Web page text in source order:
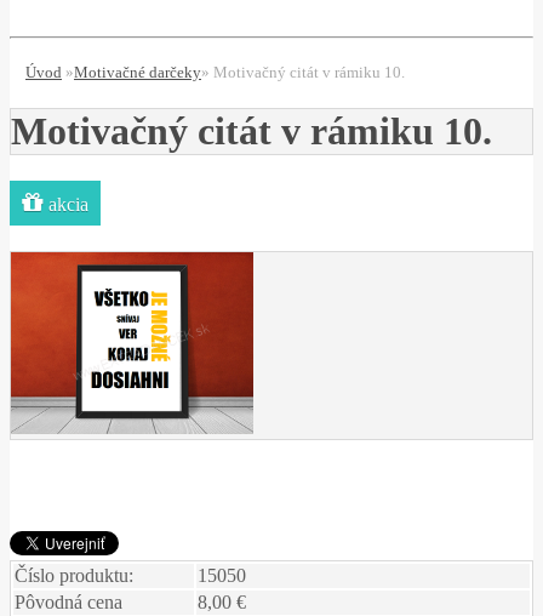
Úvod »Motivačné darčeky» Motivačný citát v rámiku 10.
Motivačný citát v rámiku 10.
akcia
Číslo produktu:
15050
Pôvodná cena
8,00 €